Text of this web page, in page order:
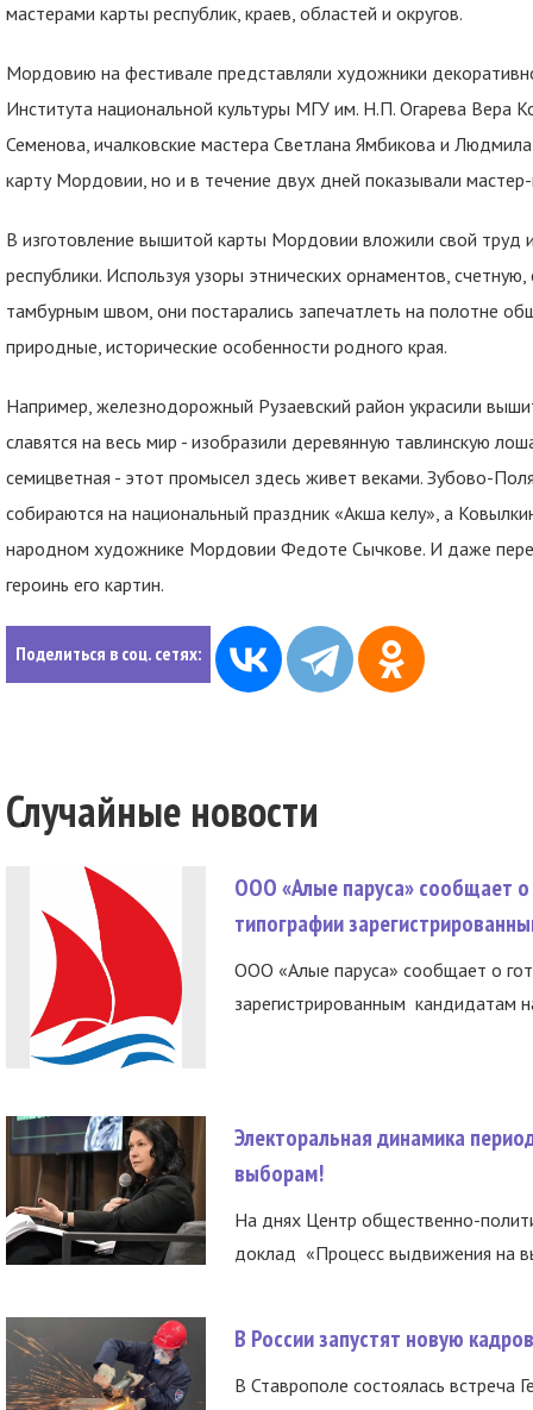
мастерами карты республик, краев, областей и округов.
Мордовию на фестивале представляли художники
Института национальной культуры МГУ им. Н.П. Огарева Вера
Семенова, ичалковские мастера Светлана Ямбикова и
карту Мордовии, но и в течение двух дней показывали
В изготовление вышитой карты Мордовии вложили свой труд
республики. Используя узоры этнических орнаментов,
тамбурным швом, они постарались запечатлеть на полотне
природные, исторические особенности родного края.
Например, железнодорожный Рузаевский район украсили
славятся на весь мир - изобразили деревянную тавлинскую
семицветная - этот промысел здесь живет веками. Зубово-
собираются на национальный праздник «Акша келу», а
народном художнике Мордовии Федоте Сычкове. И даже
героинь его картин.
Поделиться в соц. сетях:
Случайные новости
ООО «Алые паруса» сообщает о
типографии
ООО «Алые паруса» сообщает о
зарегистрированным кандидатам
Электоральная динамика
выборам!
На днях Центр общественно-
доклад «Процесс выдвижения на
В России запустят новую
В Ставрополе состоялась встреча